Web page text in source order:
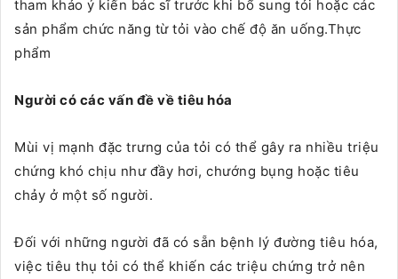
tham khảo ý kiến bác sĩ trước khi bổ sung tỏi hoặc các
sản phẩm chức năng từ tỏi vào chế độ ăn uống.Thực
phẩm
Người có các vấn đề về tiêu hóa
Mùi vị mạnh đặc trưng của tỏi có thể gây ra nhiều triệu
chứng khó chịu như đầy hơi, chướng bụng hoặc tiêu
chảy ở một số người.
Đối với những người đã có sẵn bệnh lý đường tiêu hóa,
việc tiêu thụ tỏi có thể khiến các triệu chứng trở nên